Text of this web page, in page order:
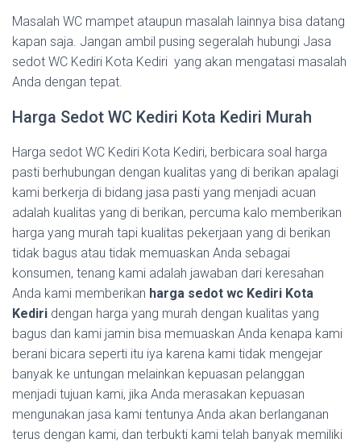
Masalah WC mampet ataupun masalah lainnya bisa datang
kapan saja. Jangan ambil pusing segeralah hubungi Jasa
sedot WC Kediri Kota Kediri yang akan mengatasi masalah
Anda dengan tepat.
Harga Sedot WC Kediri Kota Kediri Murah
Harga sedot WC Kediri Kota Kediri, berbicara soal harga
pasti berhubungan dengan kualitas yang di berikan apalagi
kami berkerja di bidang jasa pasti yang menjadi acuan
adalah kualitas yang di berikan, percuma kalo memberikan
harga yang murah tapi kualitas pekerjaan yang di berikan
tidak bagus atau tidak memuaskan Anda sebagai
konsumen, tenang kami adalah jawaban dari keresahan
Anda kami memberikan harga sedot wc Kediri Kota
Kediri dengan harga yang murah dengan kualitas yang
bagus dan kami jamin bisa memuaskan Anda kenapa kami
berani bicara seperti itu iya karena kami tidak mengejar
banyak ke untungan melainkan kepuasan pelanggan
menjadi tujuan kami, jika Anda merasakan kepuasan
mengunakan jasa kami tentunya Anda akan berlanganan
terus dengan kami, dan terbukti kami telah banyak memiliki